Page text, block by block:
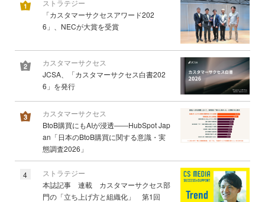
ストラテジー
「カスタマーサクセスアワード202
6」、NECが大賞を受賞
カスタマーサクセス
JCSA、「カスタマーサクセス白書202
6」を発行
カスタマーサクセス
BtoB購買にもAIが浸透――HubSpot Jap
an「日本のBtoB購買に関する意識・実
態調査2026」
4
ストラテジー
本誌記事 連載 カスタマーサクセス部
門の「立ち上げ方と組織化」 第1回